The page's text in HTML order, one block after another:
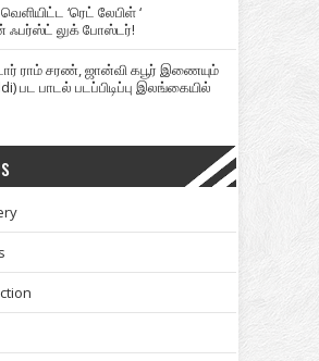
‘ரெட் லேபிள் ‘
ஃபர்ஸ்ட் லுக் போஸ்டர்!
ராம் சரண், ஜான்வி கபூர் இணையும்
பட பாடல் படப்பிடிப்பு இலங்கையில்